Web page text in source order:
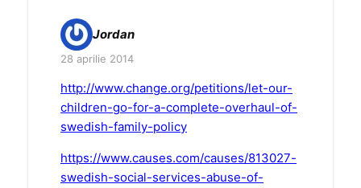
Jordan
28 aprilie 2014
http://www.change.org/petitions/let-our-
children-go-for-a-complete-overhaul-of-
swedish-family-policy
https://www.causes.com/causes/813027-
swedish-social-services-abuse-of-